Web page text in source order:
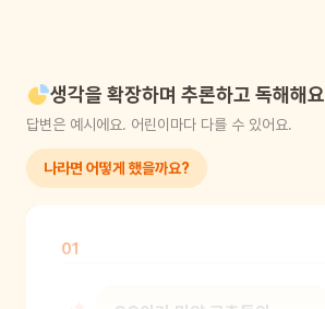
생각을 확장하며 추론하고 독해해요
답변은 예시에요. 어린이마다 다를 수 있어요.
나라면 어떻게 했을까요?
01